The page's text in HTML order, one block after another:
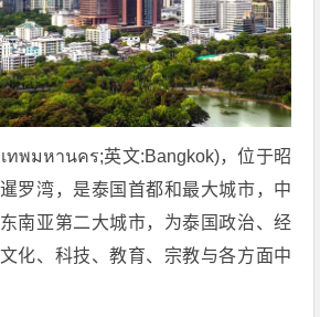
ทพมหานคร;英文:Bangkok)，位于昭
罗湾，是泰国首都和最大城市，中
南亚第二大城市，为泰国政治、经
化、科技、教育、宗教与各方面中